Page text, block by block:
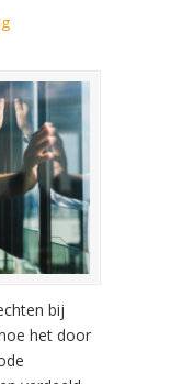
bij
het door